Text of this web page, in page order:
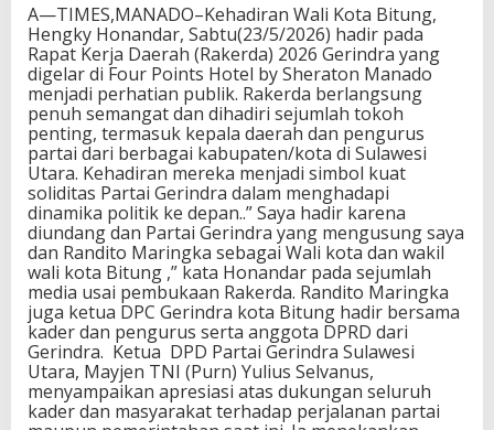
A—TIMES,MANADO–Kehadiran Wali Kota Bitung,
Hengky Honandar, Sabtu(23/5/2026) hadir pada
Rapat Kerja Daerah (Rakerda) 2026 Gerindra yang
digelar di Four Points Hotel by Sheraton Manado
menjadi perhatian publik. Rakerda berlangsung
penuh semangat dan dihadiri sejumlah tokoh
penting, termasuk kepala daerah dan pengurus
partai dari berbagai kabupaten/kota di Sulawesi
Utara. Kehadiran mereka menjadi simbol kuat
soliditas Partai Gerindra dalam menghadapi
dinamika politik ke depan..” Saya hadir karena
diundang dan Partai Gerindra yang mengusung saya
dan Randito Maringka sebagai Wali kota dan wakil
wali kota Bitung ,” kata Honandar pada sejumlah
media usai pembukaan Rakerda. Randito Maringka
juga ketua DPC Gerindra kota Bitung hadir bersama
kader dan pengurus serta anggota DPRD dari
Gerindra. Ketua DPD Partai Gerindra Sulawesi
Utara, Mayjen TNI (Purn) Yulius Selvanus,
menyampaikan apresiasi atas dukungan seluruh
kader dan masyarakat terhadap perjalanan partai